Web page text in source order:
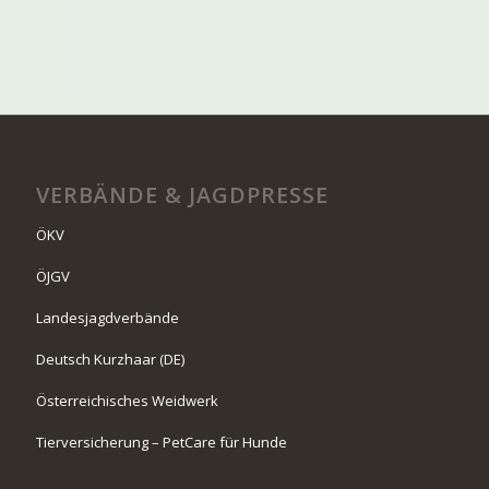
VERBÄNDE & JAGDPRESSE
ÖKV
ÖJGV
Landesjagdverbände
Deutsch Kurzhaar (DE)
Österreichisches Weidwerk
Tierversicherung – PetCare für Hunde